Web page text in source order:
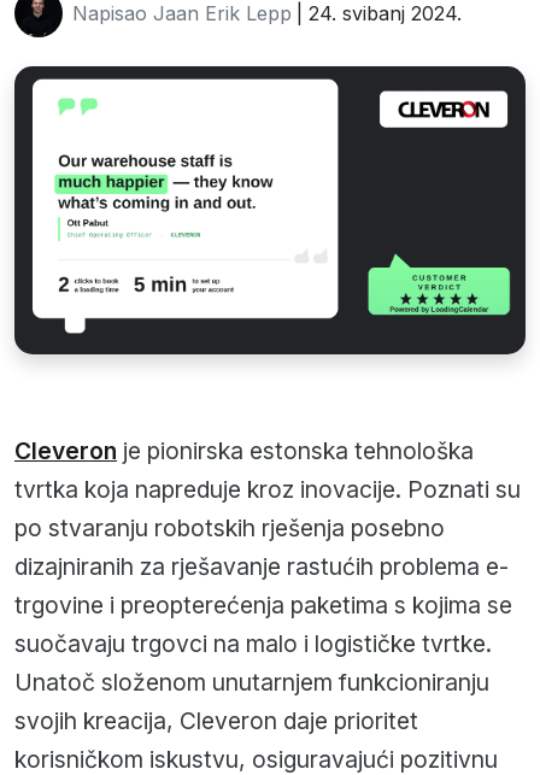
Napisao Jaan Erik Lepp | 24. svibanj 2024.
Cleveron je pionirska estonska tehnološka
tvrtka koja napreduje kroz inovacije. Poznati su
po stvaranju robotskih rješenja posebno
dizajniranih za rješavanje rastućih problema e-
trgovine i preopterećenja paketima s kojima se
suočavaju trgovci na malo i logističke tvrtke.
Unatoč složenom unutarnjem funkcioniranju
svojih kreacija, Cleveron daje prioritet
korisničkom iskustvu, osiguravajući pozitivnu